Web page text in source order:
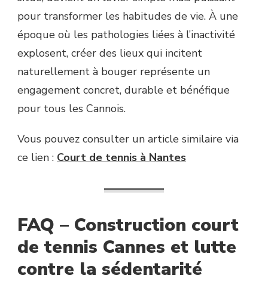
pour transformer les habitudes de vie. À une
époque où les pathologies liées à l’inactivité
explosent, créer des lieux qui incitent
naturellement à bouger représente un
engagement concret, durable et bénéfique
pour tous les Cannois.
Vous pouvez consulter un article similaire via
ce lien : Court de tennis à Nantes
FAQ – Construction court
de tennis Cannes et lutte
contre la sédentarité